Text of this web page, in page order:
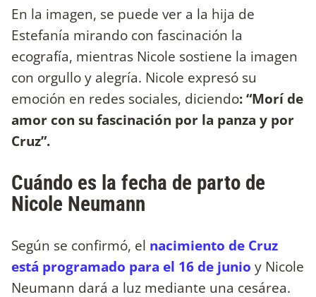
En la imagen, se puede ver a la hija de
Estefanía mirando con fascinación la
ecografía, mientras Nicole sostiene la imagen
con orgullo y alegría. Nicole expresó su
emoción en redes sociales, diciendo: “Morí de
amor con su fascinación por la panza y por
Cruz”.
Cuándo es la fecha de parto de
Nicole Neumann
Según se confirmó, el nacimiento de Cruz
está programado para el 16 de junio y Nicole
Neumann dará a luz mediante una cesárea.